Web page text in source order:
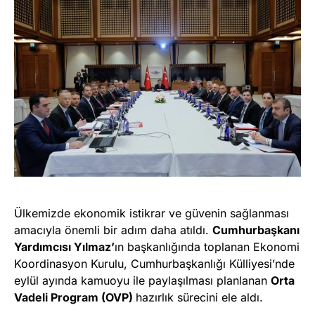
Ülkemizde ekonomik istikrar ve güvenin sağlanması
amacıyla önemli bir adım daha atıldı. Cumhurbaşkanı
Yardımcısı Yılmaz’ın başkanlığında toplanan Ekonomi
Koordinasyon Kurulu, Cumhurbaşkanlığı Külliyesi’nde
eylül ayında kamuoyu ile paylaşılması planlanan Orta
Vadeli Program (OVP) hazırlık sürecini ele aldı.